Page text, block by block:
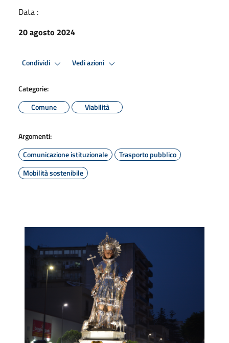
Data :
20 agosto 2024
Condividi Vedi azioni
Categorie:
Comune
Viabilità
Argomenti:
Comunicazione istituzionale
Trasporto pubblico
Mobilità sostenibile